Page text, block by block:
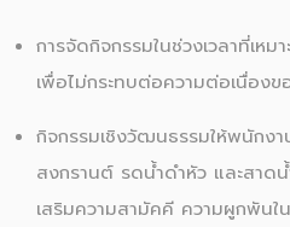
การจัดกิจกรรมในช่วงเวลาที่เห
เพื่อไม่กระทบต่อความต่อเนื่องข
กิจกรรมเชิงวัฒนธรรมให้พนักง
สงกรานต์ รดน้ำดำหัว และสาด
เสริมความสามัคคี ความผูกพันใ